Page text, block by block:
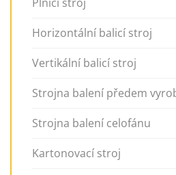
Horizontální balicí stroj
Vertikální balicí stroj
Strojna balení předem
Strojna balení celofánu
Kartonovací stroj